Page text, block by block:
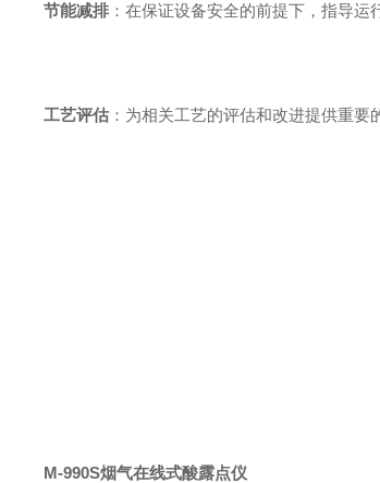
节能减排 ：在保证设备安全的前提下，指导
工艺评估 ：为相关工艺的评估和改进提供重
M-990S烟气在线式酸露点仪